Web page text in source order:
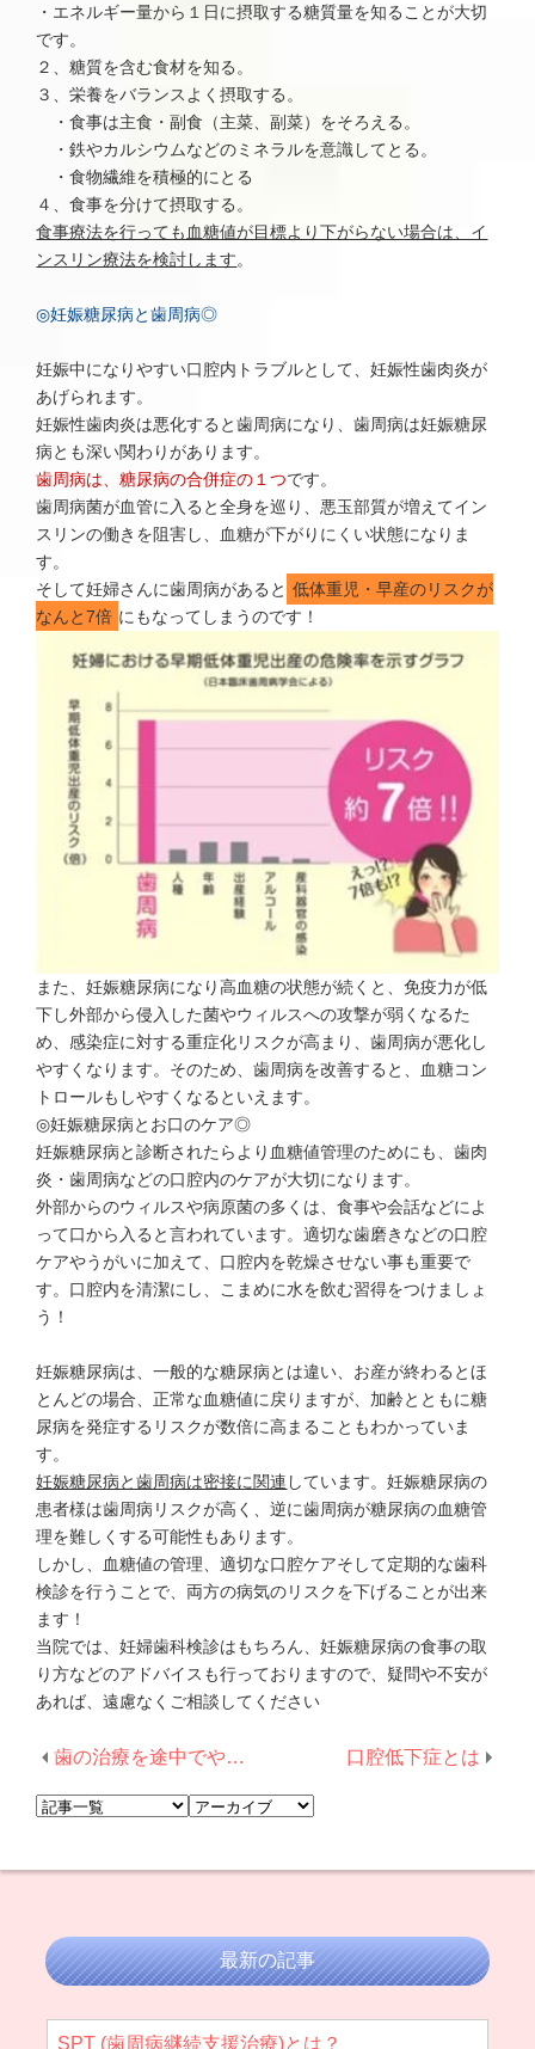
・エネルギー量から１日に摂取する糖質量を知ることが大切
です。
２、糖質を含む食材を知る。
３、栄養をバランスよく摂取する。
・食事は主食・副食（主菜、副菜）をそろえる。
・鉄やカルシウムなどのミネラルを意識してとる。
・食物繊維を積極的にとる
４、食事を分けて摂取する。
食事療法を行っても血糖値が目標より下がらない場合は、イ
ンスリン療法を検討します。
◎妊娠糖尿病と歯周病◎
妊娠中になりやすい口腔内トラブルとして、妊娠性歯肉炎が
あげられます。
妊娠性歯肉炎は悪化すると歯周病になり、歯周病は妊娠糖尿
病とも深い関わりがあります。
歯周病は、糖尿病の合併症の１つです。
歯周病菌が血管に入ると全身を巡り、悪玉部質が増えてイン
スリンの働きを阻害し、血糖が下がりにくい状態になりま
す。
そして妊婦さんに歯周病があると 低体重児・早産のリスクが
なんと7倍 にもなってしまうのです！
また、妊娠糖尿病になり高血糖の状態が続くと、免疫力が低
下し外部から侵入した菌やウィルスへの攻撃が弱くなるた
め、感染症に対する重症化リスクが高まり、歯周病が悪化し
やすくなります。そのため、歯周病を改善すると、血糖コン
トロールもしやすくなるといえます。
◎妊娠糖尿病とお口のケア◎
妊娠糖尿病と診断されたらより血糖値管理のためにも、歯肉
炎・歯周病などの口腔内のケアが大切になります。
外部からのウィルスや病原菌の多くは、食事や会話などによ
って口から入ると言われています。適切な歯磨きなどの口腔
ケアやうがいに加えて、口腔内を乾燥させない事も重要で
す。口腔内を清潔にし、こまめに水を飲む習得をつけましょ
う！
妊娠糖尿病は、一般的な糖尿病とは違い、お産が終わるとほ
とんどの場合、正常な血糖値に戻りますが、加齢とともに糖
尿病を発症するリスクが数倍に高まることもわかっていま
す。
妊娠糖尿病と歯周病は密接に関連 しています。妊娠糖尿病の
患者様は歯周病リスクが高く、逆に歯周病が糖尿病の血糖管
理を難しくする可能性もあります。
しかし、血糖値の管理、適切な口腔ケアそして定期的な歯科
検診を行うことで、両方の病気のリスクを下げることが出来
ます！
当院では、妊婦歯科検診はもちろん、妊娠糖尿病の食事の取
り方などのアドバイスも行っておりますので、疑問や不安が
あれば、遠慮なくご相談してください
歯の治療を途中でやめるとどうなる？放置が招く５つのリスク 口腔低下症とは
最新の記事
SPT (歯周病継続支援治療)とは？